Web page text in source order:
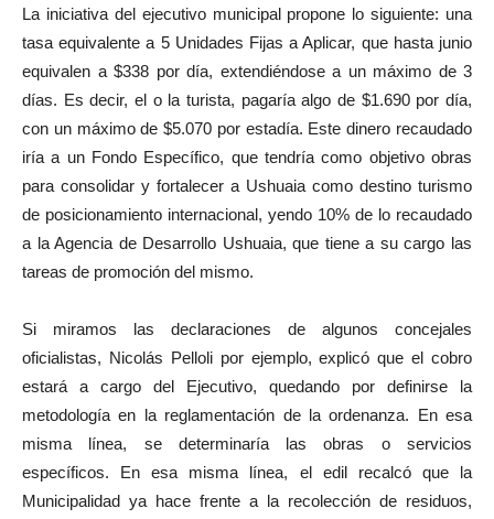
La iniciativa del ejecutivo municipal propone lo siguiente: una
tasa equivalente a 5 Unidades Fijas a Aplicar, que hasta junio
equivalen a $338 por día, extendiéndose a un máximo de 3
días. Es decir, el o la turista, pagaría algo de $1.690 por día,
con un máximo de $5.070 por estadía. Este dinero recaudado
iría a un Fondo Específico, que tendría como objetivo obras
para consolidar y fortalecer a Ushuaia como destino turismo
de posicionamiento internacional, yendo 10% de lo recaudado
a la Agencia de Desarrollo Ushuaia, que tiene a su cargo las
tareas de promoción del mismo.
Si miramos las declaraciones de algunos concejales
oficialistas, Nicolás Pelloli por ejemplo, explicó que el cobro
estará a cargo del Ejecutivo, quedando por definirse la
metodología en la reglamentación de la ordenanza. En esa
misma línea, se determinaría las obras o servicios
específicos. En esa misma línea, el edil recalcó que la
Municipalidad ya hace frente a la recolección de residuos,